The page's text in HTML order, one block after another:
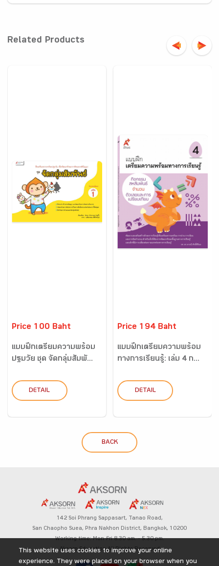
Related Products
Price 100 Baht
แบบฝึกเตรียมความพร้อม
ปฐมวัย ชุด จัดกลุ่มสัมพั...
DETAIL
Price 194 Baht
แบบฝึกเตรียมความพร้อม
ทางการเรียนรู้: เล่ม 4 ก...
DETAIL
BACK
142 Soi Phrang Sappasart, Tanao Road,
San Chaopho Suea, Phra Nakhon District, Bangkok, 10200
Working time: Mon-Fri 8.30 am. – 5.30 pm.
Aksorn Education All Rights Reserved
This website uses cookies to improve your online
experience. They were placed on your browser when you